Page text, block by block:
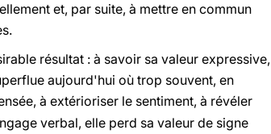
et, par suite, à mettre en commun
résultat : à savoir sa valeur expressive,
aujourd'hui où trop souvent, en
à extérioriser le sentiment, à révéler
verbal, elle perd sa valeur de signe